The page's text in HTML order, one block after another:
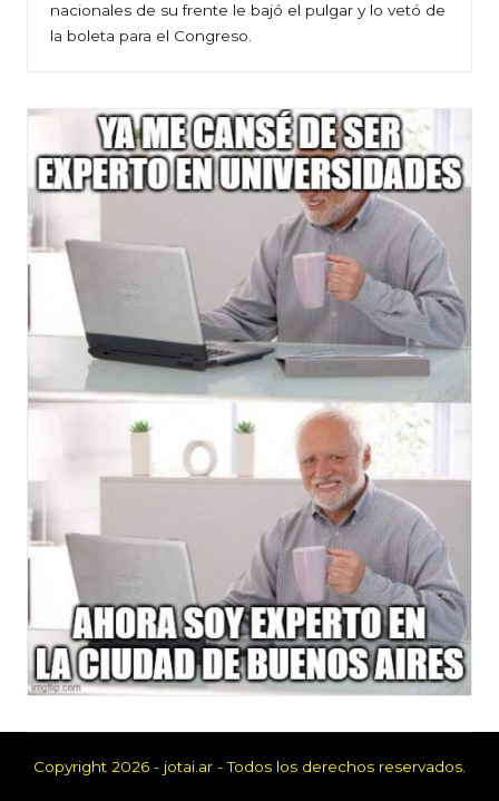
nacionales de su frente le bajó el pulgar y lo vetó de
la boleta para el Congreso.
Copyright 2026 - jotai.ar - Todos los derechos reservados.